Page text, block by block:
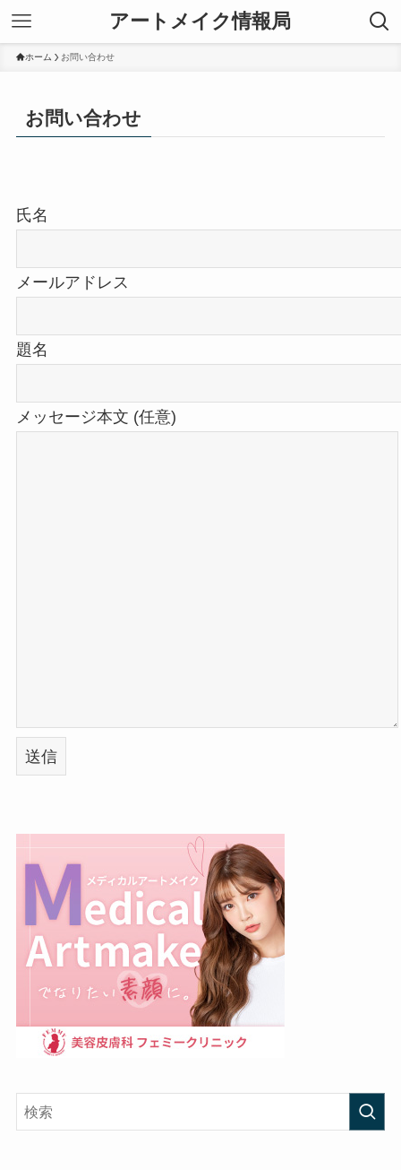
アートメイク情報局
ホーム お問い合わせ
お問い合わせ
氏名
メールアドレス
題名
メッセージ本文 (任意)